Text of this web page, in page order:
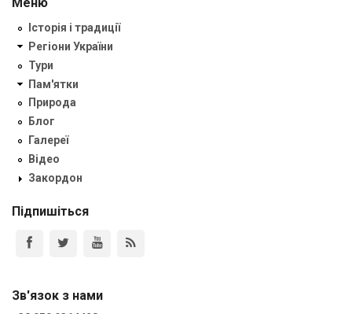
Меню
Історія і традиції
Регіони України
Тури
Пам'ятки
Природа
Блог
Галереї
Відео
Закордон
Підпишіться
Зв'язок з нами